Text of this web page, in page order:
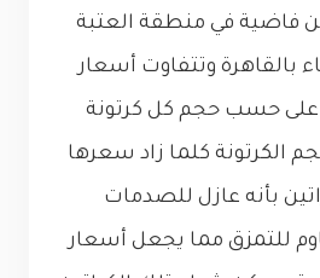
فاضية في منطقة العتبة
بالقاهرة وتتفاوت أسعار
حسب حجم كل كرتونة
الكرتونة كلما زاد سعرها
بأنه عازل للصدمات
للتمزق مما يجعل أسعار